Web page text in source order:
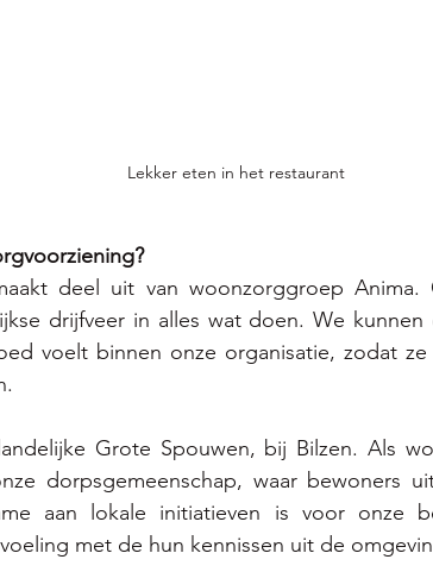
Lekker eten in het restaurant
deel uit van woonzorggroep Anima.
drijfveer in alles wat doen. We
voelt binnen onze organisatie, zodat
Grote Spouwen, bij Bilzen. Als
dorpsgemeenschap, waar bewoners
aan lokale initiatieven is voor onze
met de hun kennissen uit de